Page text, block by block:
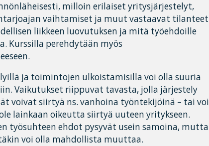
milloin erilaiset yritysjärjestelyt,
vaihtamiset ja muut vastaavat tilanteet
liikkeen luovutuksen ja mitä työehdoille
Kurssilla perehdytään myös
ja toimintojen ulkoistamisilla voi olla suuria
Vaikutukset riippuvat tavasta, jolla järjestely
voivat siirtyä ns. vanhoina työntekijöinä – tai voi
lainkaan oikeutta siirtyä uuteen yritykseen.
työsuhteen ehdot pysyvät usein samoina, mutta
voi olla mahdollista muuttaa.